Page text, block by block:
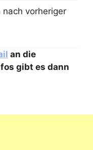
nach vorheriger
an die
gibt es dann